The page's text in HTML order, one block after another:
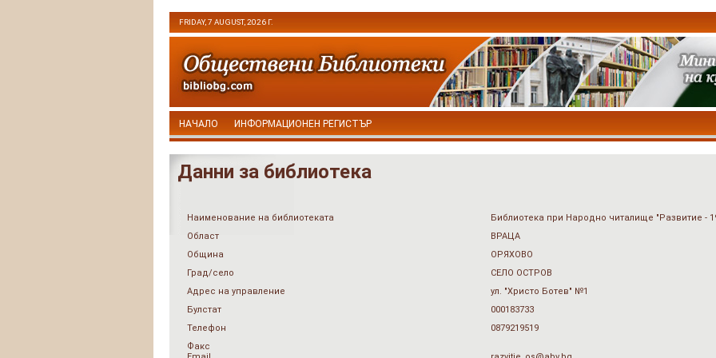
FRIDAY, 7 AUGUST, 2026 Г.
НАЧАЛО ИНФОРМАЦИОНЕН РЕГИСТЪР
Данни за библиотека
Наименование на библиотеката
Библиотека при Народно читалище "Развитие -
Област
ВРАЦА
Община
ОРЯХОВО
Град/село
СЕЛО ОСТРОВ
Адрес на управление
ул. "Христо Ботев" №1
Булстат
000183733
Телефон
0879219519
Факс